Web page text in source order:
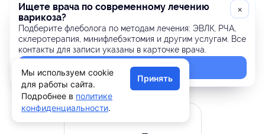
Врачам
×
Ищете врача по современному лечению
варикоза?
Подберите флеболога по методам лечения: ЭВЛК, РЧА,
склеротерапия, минифлебэктомия и другим услугам. Все
контакты для записи указаны в карточке врача.
Найти флеболога
Мы используем cookie
для работы сайта.
Подробнее в политике
конфиденциальности.
Принять